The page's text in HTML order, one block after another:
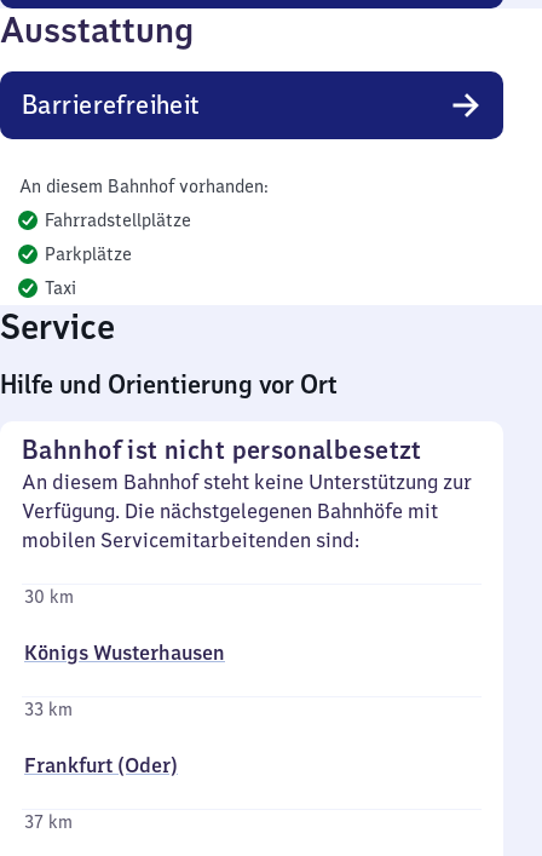
Ausstattung
Barrierefreiheit
An diesem Bahnhof vorhanden:
Fahrradstellplätze
Parkplätze
Taxi
Service
Hilfe und Orientierung vor Ort
Bahnhof ist nicht personalbesetzt
An diesem Bahnhof steht keine Unterstützung zur
Verfügung. Die nächstgelegenen Bahnhöfe mit
mobilen Servicemitarbeitenden sind:
30 km
Königs Wusterhausen
33 km
Frankfurt (Oder)
37 km